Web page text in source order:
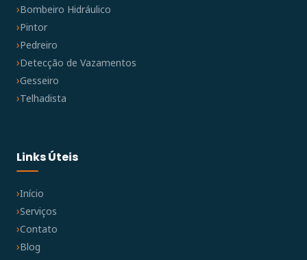
Bombeiro Hidráulico
Pintor
Pedreiro
Detecção de Vazamentos
Gesseiro
Telhadista
Links Úteis
Início
Serviços
Contato
Blog